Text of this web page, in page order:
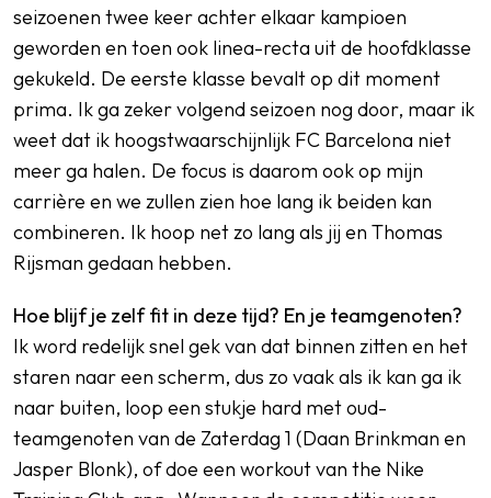
seizoenen twee keer achter elkaar kampioen
geworden en toen ook linea-recta uit de hoofdklasse
gekukeld. De eerste klasse bevalt op dit moment
prima. Ik ga zeker volgend seizoen nog door, maar ik
weet dat ik hoogstwaarschijnlijk FC Barcelona niet
meer ga halen. De focus is daarom ook op mijn
carrière en we zullen zien hoe lang ik beiden kan
combineren. Ik hoop net zo lang als jij en Thomas
Rijsman gedaan hebben.
Hoe blijf je zelf fit in deze tijd? En je teamgenoten?
Ik word redelijk snel gek van dat binnen zitten en het
staren naar een scherm, dus zo vaak als ik kan ga ik
naar buiten, loop een stukje hard met oud-
teamgenoten van de Zaterdag 1 (Daan Brinkman en
Jasper Blonk), of doe een workout van the Nike